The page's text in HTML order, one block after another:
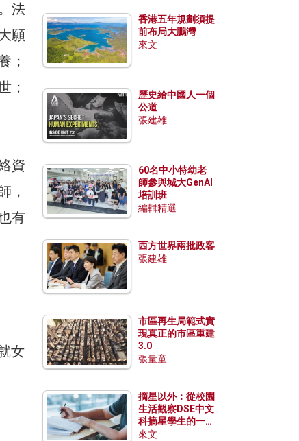
法
願
；
；
資
，
有
香港五年規劃須提
前布局大鵬灣
來文
歷史給中國人一個
公道
張建雄
60名中小特幼老
師參與城大GenAI
培訓班
編輯精選
西方世界兩批政客
張建雄
市區再生局範式實
現真正的市區重建
3.0
張量童
摘星以外：從校園
生活觀察DSE中文
科摘星學生的一點
特質
來文